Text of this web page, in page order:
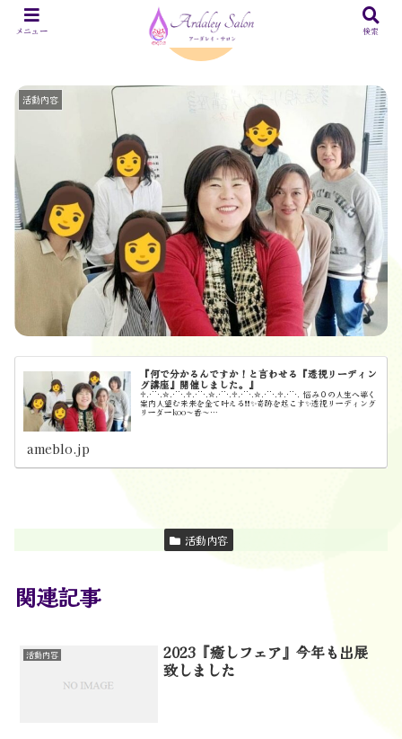
あなたも視える！透視講座
活動内容
『何で分かるんですか！と言わせる『透視リーディン
グ講座』開催しました。』
♱⋰⋱✮⋰⋱♱⋰⋱✮⋰⋱♱⋰⋱✮⋰⋱♱⋰⋱ 悩み０の人生へ導く
案内人望む未来を全て叶える❗❗✨奇跡を起こす✨透視リーディング
リーダーkoo～香～…
ameblo.jp
活動内容
関連記事
活動内容
2023『癒しフェア』今年も出展
致しました
メニュー 検索